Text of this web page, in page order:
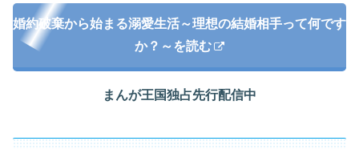
婚約破棄から始まる溺愛生活～理想の結婚相手って何です
か？～を読む
まんが王国独占先行配信中